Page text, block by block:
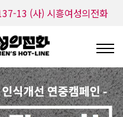
13 (사) 시흥여성의전화